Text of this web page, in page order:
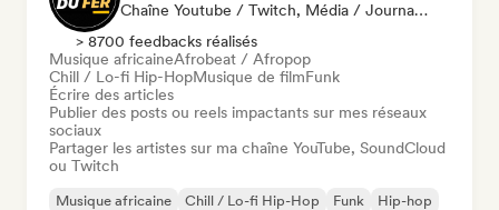
Chaîne Youtube / Twitch, Média / Journaliste, Influenceur·euse Sur Les Réseaux Sociaux
> 8700 feedbacks réalisés
Musique africaineAfrobeat / Afropop
Chill / Lo-fi Hip-HopMusique de filmFunk
Écrire des articles
Publier des posts ou reels impactants sur mes réseaux
sociaux
Partager les artistes sur ma chaîne YouTube, SoundCloud
ou Twitch
Musique africaine Chill / Lo-fi Hip-Hop Funk
Hip-hop